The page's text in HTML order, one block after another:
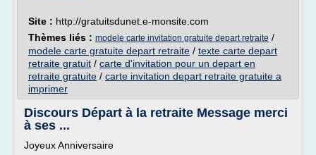
Site : http://gratuitsdunet.e-monsite.com
Thèmes liés : modele carte invitation gratuite depart retraite /
modele carte gratuite depart retraite / texte carte depart
retraite gratuit / carte d'invitation pour un depart en
retraite gratuite / carte invitation depart retraite gratuite a
imprimer
Discours Départ à la retraite Message merci
à ses ...
Joyeux Anniversaire